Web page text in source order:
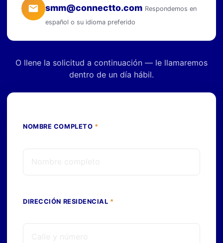
smm@connectto.com Respondemos en
español o su idioma preferido
O llene la solicitud a continuación — le llamaremos
dentro de un día hábil.
NOMBRE COMPLETO *
DIRECCIÓN RESIDENCIAL *